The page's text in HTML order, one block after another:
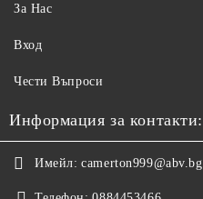
За Нас
Вход
Чести Въпроси
Информация за контакти:
Имейл: camerton999@abv.bg